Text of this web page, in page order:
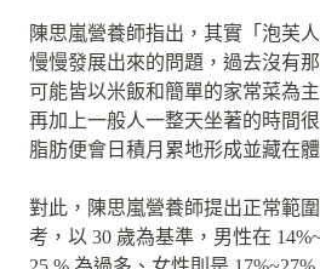
陳思嵐營養師指出，其實「泡芙
慢慢發展出來的問題，過去沒有
可能皆以米飯和簡單的家常菜為
再加上一般人一整天坐著的時間
脂肪便會日積月累地形成並藏在體
對此，陳思嵐營養師提出正常範
考，以 30 歲為基準，男性在